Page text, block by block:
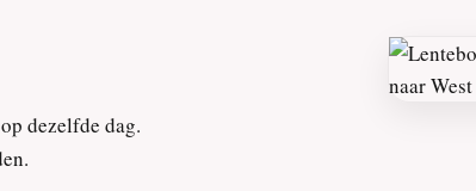
dezelfde dag.